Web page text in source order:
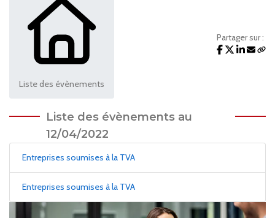
Liste des évènements
Partager sur :
Liste des évènements au
12/04/2022
Entreprises soumises à la TVA
Entreprises soumises à la TVA